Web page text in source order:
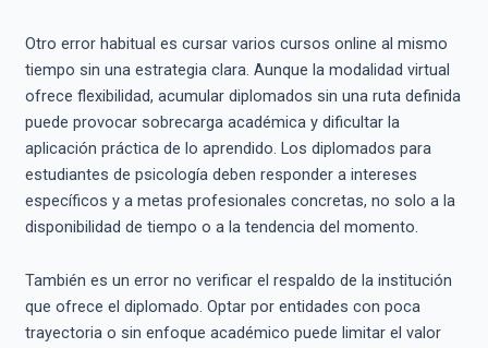
Otro error habitual es cursar varios cursos online al mismo
tiempo sin una estrategia clara. Aunque la modalidad virtual
ofrece flexibilidad, acumular diplomados sin una ruta definida
puede provocar sobrecarga académica y dificultar la
aplicación práctica de lo aprendido. Los diplomados para
estudiantes de psicología deben responder a intereses
específicos y a metas profesionales concretas, no solo a la
disponibilidad de tiempo o a la tendencia del momento.
También es un error no verificar el respaldo de la institución
que ofrece el diplomado. Optar por entidades con poca
trayectoria o sin enfoque académico puede limitar el valor